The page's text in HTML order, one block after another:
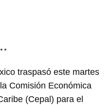
traspasó este martes
Comisión Económica
(Cepal) para el